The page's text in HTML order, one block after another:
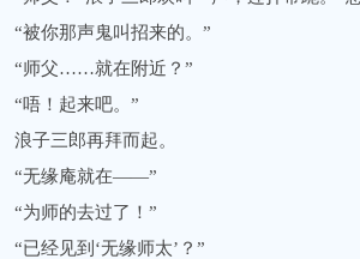
你那声鬼叫招来的。”
父……就在附近？”
！起来吧。”
子三郎再拜而起。
缘庵就在——”
师的去过了！”
经见到‘无缘师太’？”